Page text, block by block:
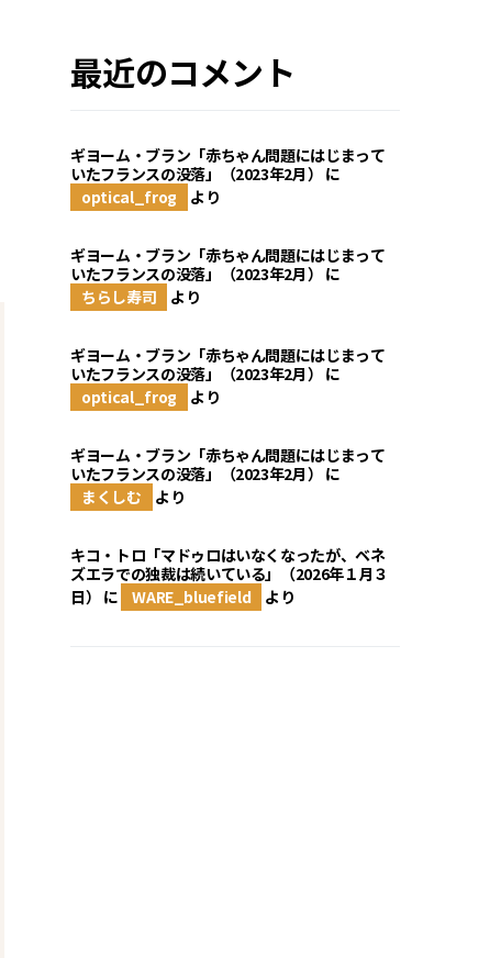
最近のコメント
ギヨーム・ブラン「赤ちゃん問題にはじまって
いたフランスの没落」（2023年2月） に
optical_frog
より
ギヨーム・ブラン「赤ちゃん問題にはじまって
いたフランスの没落」（2023年2月） に
ちらし寿司
より
ギヨーム・ブラン「赤ちゃん問題にはじまって
いたフランスの没落」（2023年2月） に
optical_frog
より
ギヨーム・ブラン「赤ちゃん問題にはじまって
いたフランスの没落」（2023年2月） に
まくしむ
より
キコ・トロ「マドゥロはいなくなったが、ベネ
ズエラでの独裁は続いている」（2026年１月３
日） に WARE_bluefield より